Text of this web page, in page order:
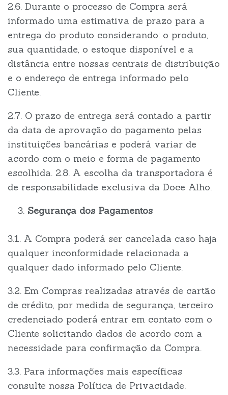
2.6. Durante o processo de Compra será
informado uma estimativa de prazo para a
entrega do produto considerando: o produto,
sua quantidade, o estoque disponível e a
distância entre nossas centrais de distribuição
e o endereço de entrega informado pelo
Cliente.
2.7. O prazo de entrega será contado a partir
da data de aprovação do pagamento pelas
instituições bancárias e poderá variar de
acordo com o meio e forma de pagamento
escolhida. 2.8. A escolha da transportadora é
de responsabilidade exclusiva da Doce Alho.
Segurança dos Pagamentos
3.1. A Compra poderá ser cancelada caso haja
qualquer inconformidade relacionada a
qualquer dado informado pelo Cliente.
3.2. Em Compras realizadas através de cartão
de crédito, por medida de segurança, terceiro
credenciado poderá entrar em contato com o
Cliente solicitando dados de acordo com a
necessidade para confirmação da Compra.
3.3. Para informações mais específicas
consulte nossa Política de Privacidade.